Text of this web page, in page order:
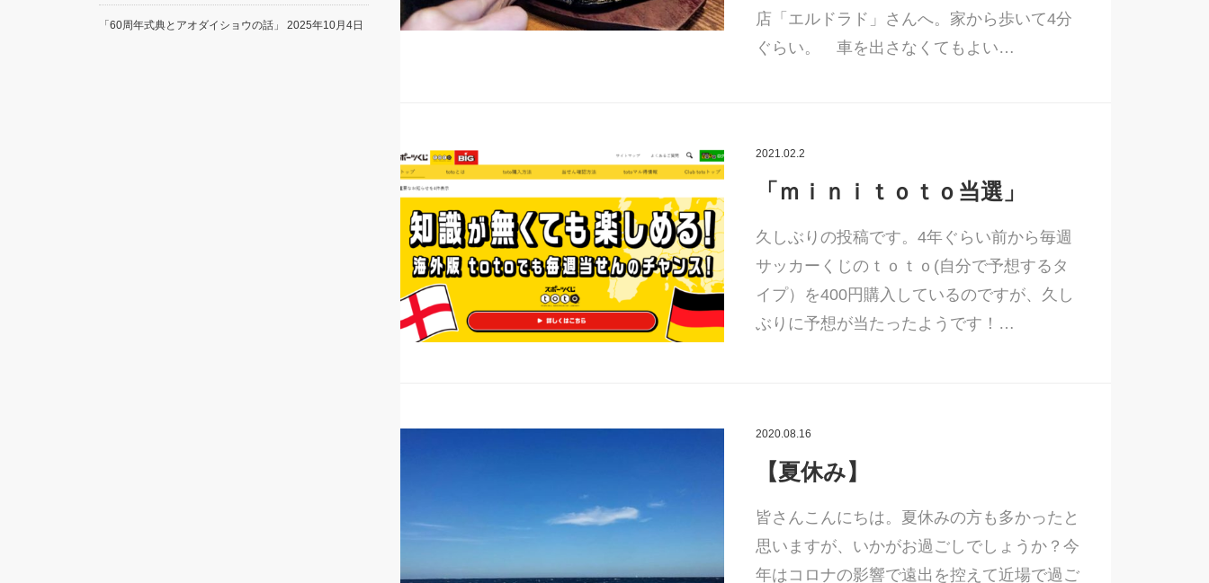
店「エルドラド」さんへ。家から歩いて4分
ぐらい。 車を出さなくてもよい…
2021.02.2
「ｍｉｎｉｔｏｔｏ当選」
久しぶりの投稿です。4年ぐらい前から毎週
サッカーくじのｔｏｔｏ(自分で予想するタ
イプ）を400円購入しているのですが、久し
ぶりに予想が当たったようです！…
2020.08.16
【夏休み】
皆さんこんにちは。夏休みの方も多かったと
思いますが、いかがお過ごしでしょうか？今
年はコロナの影響で遠出を控えて近場で過ご
「60周年式典とアオダイショウの話」 2025年10月4日